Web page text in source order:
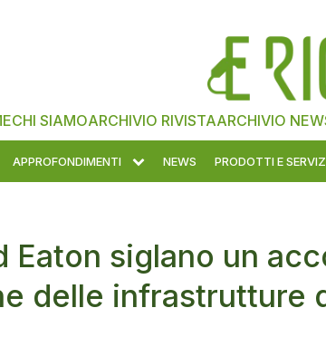
CHI SIAMOARCHIVIO RIVISTAARCHIVIO
APPROFONDIMENTI NEWS PRODOTTI E
Eaton siglano un
delle infrastrutture